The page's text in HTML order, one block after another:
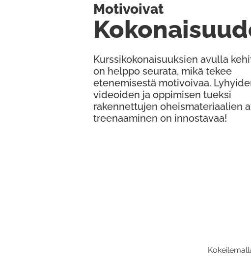
Kurssikokonaisuuksien avulla
on helppo seurata, mikä tekee
etenemisestä motivoivaa.
videoiden ja oppimisen tueksi
rakennettujen oheismateriaalien
treenaaminen on innostavaa!
Motivoivat